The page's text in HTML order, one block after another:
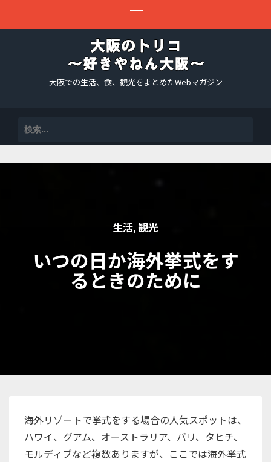
大阪での生活、食、観光をまとめたWebマガジン
検
生活, 観光
いつの日か海外挙式をす
るときのために
海外リゾートで挙式をする場合の人気スポットは、
ハワイ、グアム、オーストラリア、バリ、タヒチ、
モルディブなど複数ありますが、ここでは海外挙式